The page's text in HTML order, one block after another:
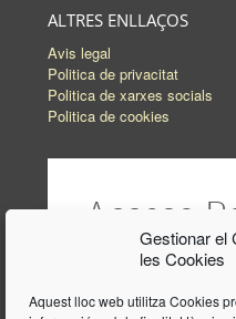
Gestionar el
les Cookies
Aquest lloc web utilitza Cookies
ALTRES ENLLAÇOS
Avis legal
Politica de privacitat
Politica de xarxes socials
Politica de cookies